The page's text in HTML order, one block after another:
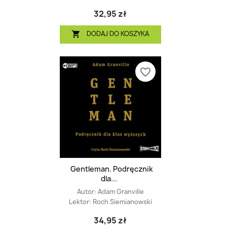
32,95 zł
 DODAJ DO KOSZYKA
Gentleman. Podręcznik
dla...
Autor: Adam Granville
Lektor: Roch Siemianowski
34,95 zł
favorite_border